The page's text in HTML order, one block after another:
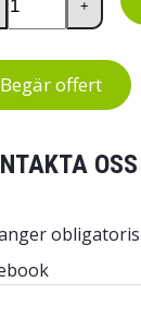
+
Begär offert